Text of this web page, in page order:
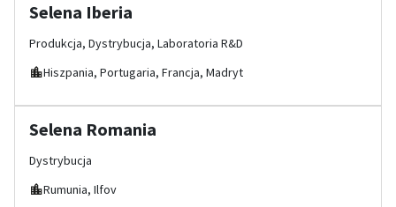
Selena Iberia
Produkcja, Dystrybucja, Laboratoria R&D
Hiszpania, Portugaria, Francja, Madryt
Selena Romania
Dystrybucja
Rumunia, Ilfov